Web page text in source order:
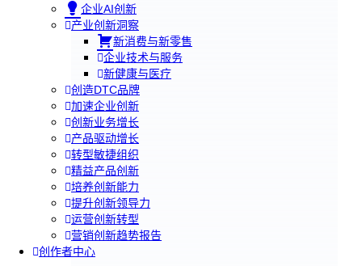
企业AI创新
产业创新洞察
新消费与新零售
企业技术与服务
新健康与医疗
创造DTC品牌
加速企业创新
创新业务增长
产品驱动增长
转型敏捷组织
精益产品创新
培养创新能力
提升创新领导力
运营创新转型
营销创新趋势报告
创作者中心